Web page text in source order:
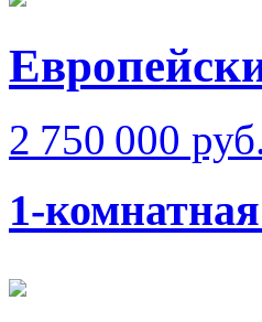
2 750 000
1-